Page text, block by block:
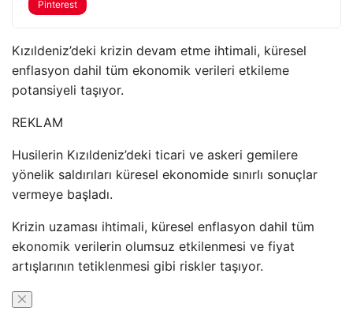
Pinterest
Kızıldeniz’deki krizin devam etme ihtimali, küresel
enflasyon dahil tüm ekonomik verileri etkileme
potansiyeli taşıyor.
REKLAM
Husilerin Kızıldeniz’deki ticari ve askeri gemilere
yönelik saldırıları küresel ekonomide sınırlı sonuçlar
vermeye başladı.
Krizin uzaması ihtimali, küresel enflasyon dahil tüm
ekonomik verilerin olumsuz etkilenmesi ve fiyat
artışlarının tetiklenmesi gibi riskler taşıyor.